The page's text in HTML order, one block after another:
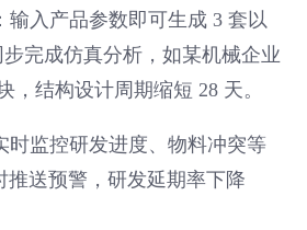
输入产品参数即可生成 3 套以
步完成仿真分析，如某机械企业
，结构设计周期缩短 28 天。
时监控研发进度、物料冲突等
推送预警，研发延期率下降